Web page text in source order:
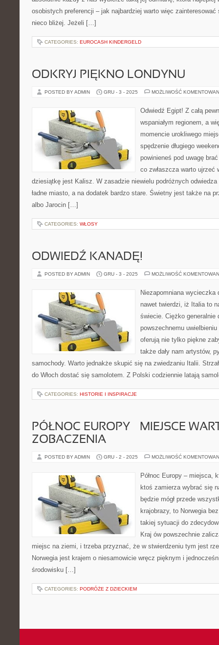
osobistych preferencji – jak najbardziej warto więc zainteresować
nieco bliżej. Jeżeli […]
CATEGORIES: EUROCASH KINDERGELD
ODKRYJ PIĘKNO LONDYNU
POSTED BY ADMIN GRU - 3 - 2025 MOŻLIWOŚĆ
Odwiedź Egipt! Z całą
wspaniałym regionem, a
momencie urokliwego
spędzenie długiego
powinieneś pod uwagę
co zwłaszcza warto ujrzeć
dziesiątkę jest Kalisz. W zasadzie niewielu podróżnych
ładne miasto, a na dodatek bardzo stare. Świetny jest także na
albo Jarocin […]
CATEGORIES: WŁOSY
ODWIEDŹ KANADĘ!
POSTED BY ADMIN GRU - 3 - 2025 MOŻLIWOŚĆ
Niezapomniana wycieczka
nawet twierdzi, iż Italia to
świecie. Ciężko generalnie
powszechnemu uwielbieniu
oferują nie tylko piękne
także dały nam artystów,
samochody. Warto jednakże skupić się na zwiedzaniu Italii.
do Włoch dostać się samolotem. Z Polski codziennie latają
CATEGORIES: HISTORIE I INSPIRACJE
PÓŁNOC EUROPY – MIEJSCE
ZOBACZENIA
POSTED BY ADMIN GRU - 2 - 2025 MOŻLIWOŚĆ
Północ Europy – miejsca,
ktoś zamierza wybrać się
będzie mógł przede
krajobrazy, to Norwegia
takiej sytuacji do
Kraj ów powszechnie
miejsc na ziemi, i trzeba przyznać, że w stwierdzeniu tym jest
Norwegia jest krajem o niesamowicie wręcz pięknym i
środowisku […]
CATEGORIES: PODRÓŻE Z DZIECKIEM